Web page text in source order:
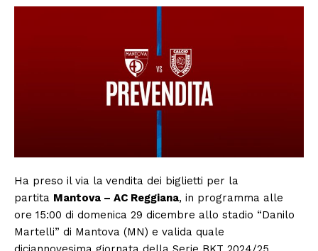
Ha preso il via la vendita dei biglietti per la
partita Mantova – AC Reggiana, in programma alle
ore 15:00 di domenica 29 dicembre allo stadio “Danilo
Martelli” di Mantova (MN) e valida quale